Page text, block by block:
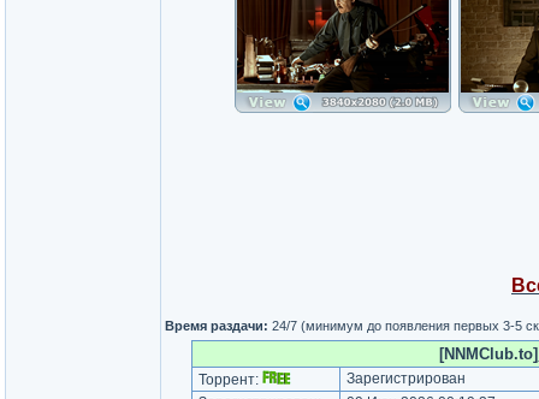
Время раздачи: 24/7 (минимум до появления первых 3-5
Торрент:
Зарегистрирован